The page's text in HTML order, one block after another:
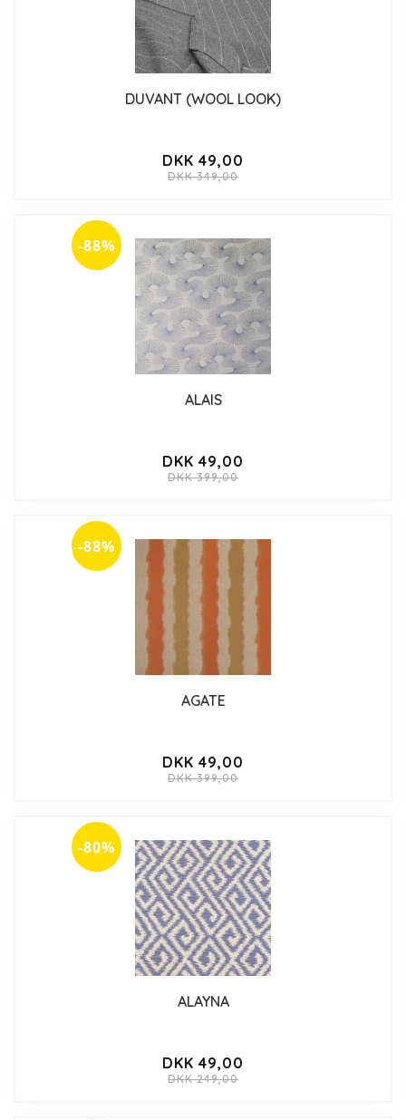
DUVANT (WOOL LOOK)
DKK 49,00
DKK 349,00
-88%
ALAIS
DKK 49,00
DKK 399,00
-88%
AGATE
DKK 49,00
DKK 399,00
-80%
ALAYNA
DKK 49,00
DKK 249,00